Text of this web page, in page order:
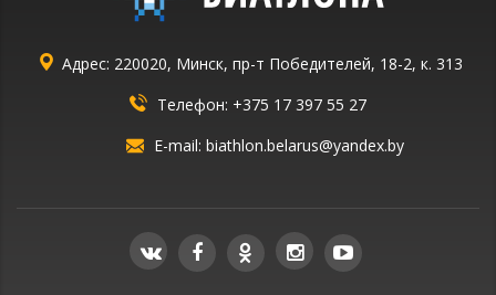
Адрес: 220020, Минск, пр-т Победителей, 18-2, к. 313
Телефон: +375 17 397 55 27
E-mail: biathlon.belarus@yandex.by